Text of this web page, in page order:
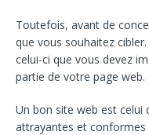
Toutefois, avant de
que vous souhaitez
celui-ci que vous devez
partie de votre page web.
Un bon site web est celui
attrayantes et conformes